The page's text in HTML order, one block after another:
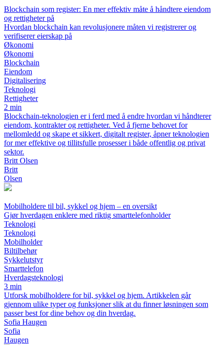
Blockchain som register: En mer effektiv måte å håndtere eiendom
og rettigheter på
Hvordan blockchain kan revolusjonere måten vi registrerer og
verifiserer eierskap på
Økonomi
Økonomi
Blockchain
Eiendom
Digitalisering
Teknologi
Rettigheter
2 min
Blockchain-teknologien er i ferd med å endre hvordan vi håndterer
eiendom, kontrakter og rettigheter. Ved å fjerne behovet for
mellomledd og skape et sikkert, digitalt register, åpner teknologien
for mer effektive og tillitsfulle prosesser i både offentlig og privat
sektor.
Britt Olsen
Britt
Olsen
Mobilholdere til bil, sykkel og hjem – en oversikt
Gjør hverdagen enklere med riktig smarttelefonholder
Teknologi
Teknologi
Mobilholder
Biltilbehør
Sykkelutstyr
Smarttelefon
Hverdagsteknologi
3 min
Utforsk mobilholdere for bil, sykkel og hjem. Artikkelen går
gjennom ulike typer og funksjoner slik at du finner løsningen som
passer best for dine behov og din hverdag.
Sofia Haugen
Sofia
Haugen